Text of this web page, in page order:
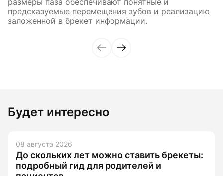
размеры паза обеспечивают понятные и
предсказуемые перемещения зубов и реализацию
заложенной в брекет информации.
Будет интересно
08 августа 2026
До скольких лет можно ставить брекеты:
подробный гид для родителей и